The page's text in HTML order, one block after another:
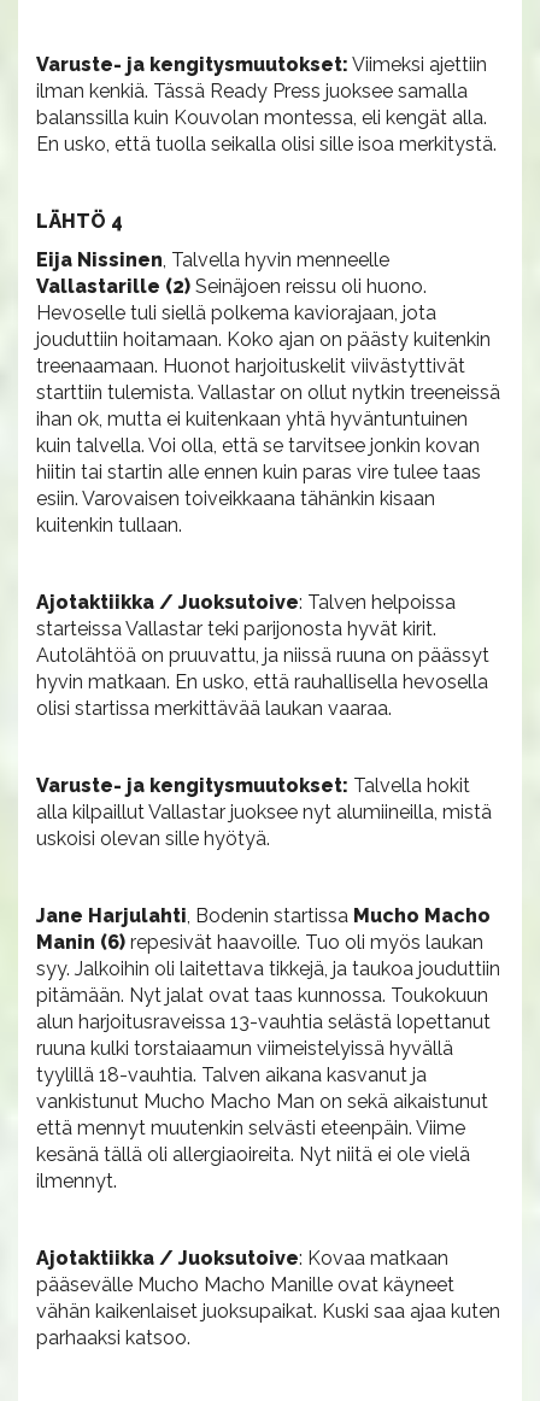
Varuste- ja kengitysmuutokset: Viimeksi ajettiin
ilman kenkiä. Tässä Ready Press juoksee samalla
balanssilla kuin Kouvolan montessa, eli kengät alla.
En usko, että tuolla seikalla olisi sille isoa merkitystä.
LÄHTÖ 4
Eija Nissinen, Talvella hyvin menneelle
Vallastarille (2) Seinäjoen reissu oli huono.
Hevoselle tuli siellä polkema kaviorajaan, jota
jouduttiin hoitamaan. Koko ajan on päästy kuitenkin
treenaamaan. Huonot harjoituskelit viivästyttivät
starttiin tulemista. Vallastar on ollut nytkin treeneissä
ihan ok, mutta ei kuitenkaan yhtä hyväntuntuinen
kuin talvella. Voi olla, että se tarvitsee jonkin kovan
hiitin tai startin alle ennen kuin paras vire tulee taas
esiin. Varovaisen toiveikkaana tähänkin kisaan
kuitenkin tullaan.
Ajotaktiikka / Juoksutoive: Talven helpoissa
starteissa Vallastar teki parijonosta hyvät kirit.
Autolähtöä on pruuvattu, ja niissä ruuna on päässyt
hyvin matkaan. En usko, että rauhallisella hevosella
olisi startissa merkittävää laukan vaaraa.
Varuste- ja kengitysmuutokset: Talvella hokit
alla kilpaillut Vallastar juoksee nyt alumiineilla, mistä
uskoisi olevan sille hyötyä.
Jane Harjulahti, Bodenin startissa Mucho Macho
Manin (6) repesivät haavoille. Tuo oli myös laukan
syy. Jalkoihin oli laitettava tikkejä, ja taukoa jouduttiin
pitämään. Nyt jalat ovat taas kunnossa. Toukokuun
alun harjoitusraveissa 13-vauhtia selästä lopettanut
ruuna kulki torstaiaamun viimeistelyissä hyvällä
tyylillä 18-vauhtia. Talven aikana kasvanut ja
vankistunut Mucho Macho Man on sekä aikaistunut
että mennyt muutenkin selvästi eteenpäin. Viime
kesänä tällä oli allergiaoireita. Nyt niitä ei ole vielä
ilmennyt.
Ajotaktiikka / Juoksutoive: Kovaa matkaan
pääsevälle Mucho Macho Manille ovat käyneet
vähän kaikenlaiset juoksupaikat. Kuski saa ajaa kuten
parhaaksi katsoo.